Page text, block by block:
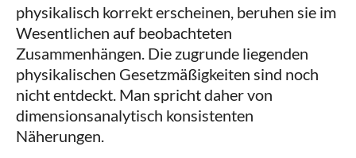
physikalisch korrekt erscheinen, beruhen sie im
Wesentlichen auf beobachteten
Zusammenhängen. Die zugrunde liegenden
physikalischen Gesetzmäßigkeiten sind noch
nicht entdeckt. Man spricht daher von
dimensionsanalytisch konsistenten
Näherungen.